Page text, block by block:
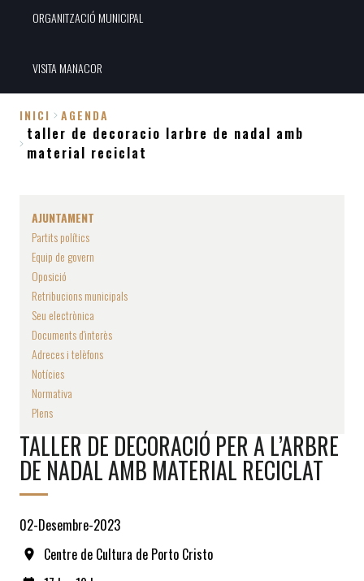
ORGANITZACIÓ MUNICIPAL
VISITA MANACOR
Fil
d'Ariadna
INICI AGENDA
taller de decoracio larbre de nadal amb
material reciclat
AJUNTAMENT
Partits polítics
Equip de govern
Oposició
Retribucions municipals
Seu electrònica
Documents d'interès
Adreces i telèfons
Notícies
Normativa
Plens
TALLER DE DECORACIÓ PER A L’ARBRE
DE NADAL AMB MATERIAL RECICLAT
02-Desembre-2023
Centre de Cultura de Porto Cristo